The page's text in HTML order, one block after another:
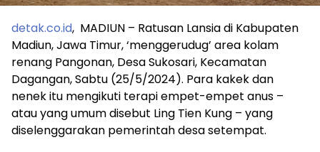
detak.co.id, MADIUN – Ratusan Lansia di Kabupaten
Madiun, Jawa Timur, ‘menggerudug’ area kolam
renang Pangonan, Desa Sukosari, Kecamatan
Dagangan, Sabtu (25/5/2024). Para kakek dan
nenek itu mengikuti terapi empet-empet anus –
atau yang umum disebut Ling Tien Kung – yang
diselenggarakan pemerintah desa setempat.